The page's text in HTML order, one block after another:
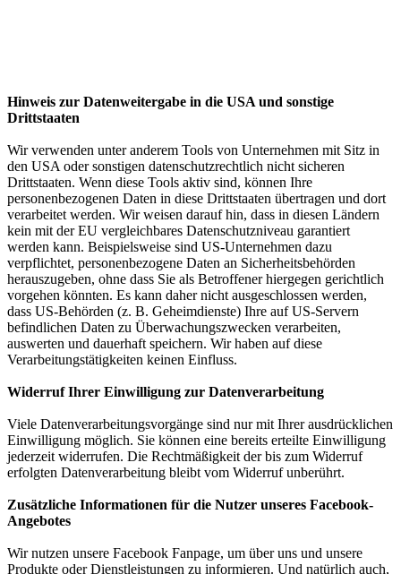
Hinweis zur Datenweitergabe in die USA und sonstige
Drittstaaten
Wir verwenden unter anderem Tools von Unternehmen mit Sitz in
den USA oder sonstigen datenschutzrechtlich nicht sicheren
Drittstaaten. Wenn diese Tools aktiv sind, können Ihre
personenbezogenen Daten in diese Drittstaaten übertragen und dort
verarbeitet werden. Wir weisen darauf hin, dass in diesen Ländern
kein mit der EU vergleichbares Datenschutzniveau garantiert
werden kann. Beispielsweise sind US-Unternehmen dazu
verpflichtet, personenbezogene Daten an Sicherheitsbehörden
herauszugeben, ohne dass Sie als Betroffener hiergegen gerichtlich
vorgehen könnten. Es kann daher nicht ausgeschlossen werden,
dass US-Behörden (z. B. Geheimdienste) Ihre auf US-Servern
befindlichen Daten zu Überwachungszwecken verarbeiten,
auswerten und dauerhaft speichern. Wir haben auf diese
Verarbeitungstätigkeiten keinen Einfluss.
Widerruf Ihrer Einwilligung zur Datenverarbeitung
Viele Datenverarbeitungsvorgänge sind nur mit Ihrer ausdrücklichen
Einwilligung möglich. Sie können eine bereits erteilte Einwilligung
jederzeit widerrufen. Die Rechtmäßigkeit der bis zum Widerruf
erfolgten Datenverarbeitung bleibt vom Widerruf unberührt.
Zusätzliche Informationen für die Nutzer unseres Facebook-
Angebotes
Wir nutzen unsere Facebook Fanpage, um über uns und unsere
Produkte oder Dienstleistungen zu informieren. Und natürlich auch,